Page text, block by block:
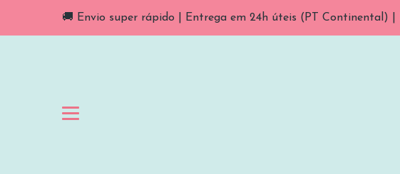
🚚 Envio super rápido | Entrega em 24h úteis (PT Continental)